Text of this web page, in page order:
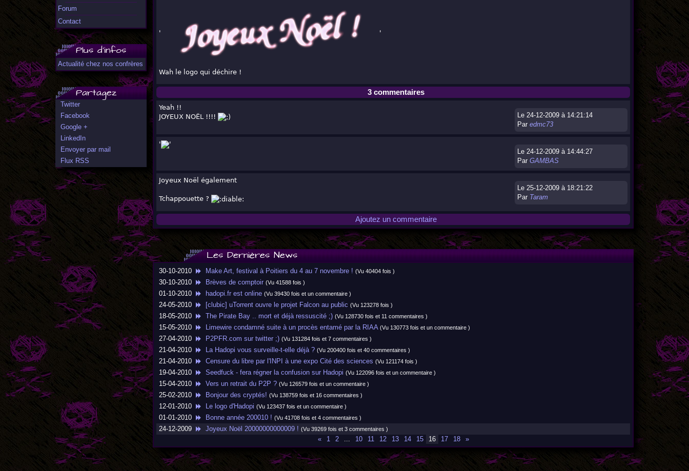
Forum
Contact
Plus d'infos
Actualité chez nos confrères
Partagez
Twitter
Facebook
Google +
LinkedIn
Envoyer par mail
Flux RSS
' '
Wah le logo qui déchire !
3 commentaires
Le 24-12-2009 à 14:21:14
Par edmc73
Yeah !!
JOYEUX NOËL !!!!
Le 24-12-2009 à 14:44:27
Par GAMBAS
' '
Le 25-12-2009 à 18:21:22
Par Taram
Joyeux Noël également
Tchappouette ?
Ajoutez un commentaire
Les Dernières News
30-10-2010 Make Art, festival à Poitiers du 4 au 7 novembre ! (Vu 40404 fois )
30-10-2010 Brèves de comptoir (Vu 41588 fois )
01-10-2010 hadopi.fr est online (Vu 39430 fois et un commentaire )
24-05-2010 [clubic] uTorrent ouvre le projet Falcon au public (Vu 123278 fois )
18-05-2010 The Pirate Bay .. mort et déjà ressuscité ;) (Vu 128730 fois et 11 commentaires )
15-05-2010 Limewire condamné suite à un procès entamé par la RIAA (Vu 130773 fois et un commentaire )
27-04-2010 P2PFR.com sur twitter ;) (Vu 131284 fois et 7 commentaires )
21-04-2010 La Hadopi vous surveille-t-elle déjà ? (Vu 200400 fois et 40 commentaires )
21-04-2010 Censure du libre par l'INPI à une expo Cité des sciences (Vu 121174 fois )
19-04-2010 Seedfuck - fera régner la confusion sur Hadopi (Vu 122096 fois et un commentaire )
15-04-2010 Vers un retrait du P2P ? (Vu 126579 fois et un commentaire )
25-02-2010 Bonjour des cryptés! (Vu 138759 fois et 16 commentaires )
12-01-2010 Le logo d'Hadopi (Vu 123437 fois et un commentaire )
01-01-2010 Bonne année 200010 ! (Vu 41708 fois et 4 commentaires )
24-12-2009 Joyeux Noël 20000000000009 ! (Vu 39269 fois et 3 commentaires )
« 1 2 10 11 12 13 14 15 16 17 18 »